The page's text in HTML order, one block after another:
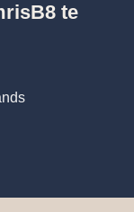
te